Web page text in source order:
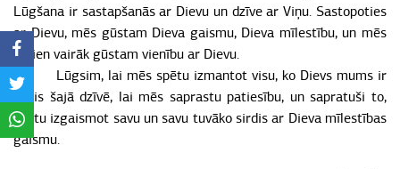
Lūgšana ir sastapšanās ar Dievu un dzīve ar Viņu. Sastopoties
ar Dievu, mēs gūstam Dieva gaismu, Dieva mīlestību, un mēs
arvien vairāk gūstam vienību ar Dievu.
Lūgsim, lai mēs spētu izmantot visu, ko Dievs mums ir
devis šajā dzīvē, lai mēs saprastu patiesību, un sapratuši to,
spētu izgaismot savu un savu tuvāko sirdis ar Dieva mīlestības
gaismu.